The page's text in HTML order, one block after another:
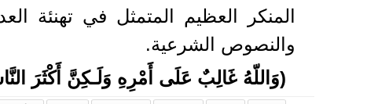
المنكر العظيم المتمثل في تهنئة
والنصوص الشرعية.
(وَاللّهُ غَالِبٌ عَلَى أَمْرِهِ وَلَـكِنَّ أَكْثَرَ